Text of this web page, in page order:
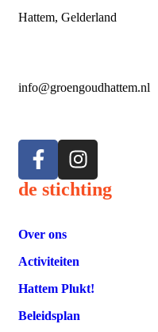
Hattem, Gelderland
info@groengoudhattem.nl
de stichting
Over ons
Activiteiten
Hattem Plukt!
Beleidsplan